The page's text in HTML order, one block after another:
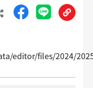
editor/files/2024/